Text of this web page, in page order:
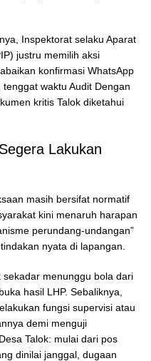
Inspektorat selaku Aparat
justru memilih aksi
konfirmasi WhatsApp
waktu Audit Dengan
kritis Talok diketahui
Lakukan
masih bersifat normatif
kini menaruh harapan
perundang-undangan”
nyata di lapangan.
menunggu bola dari
hasil LHP. Sebaliknya,
fungsi supervisi atau
demi menguji
Talok: mulai dari pos
dinilai janggal, dugaan